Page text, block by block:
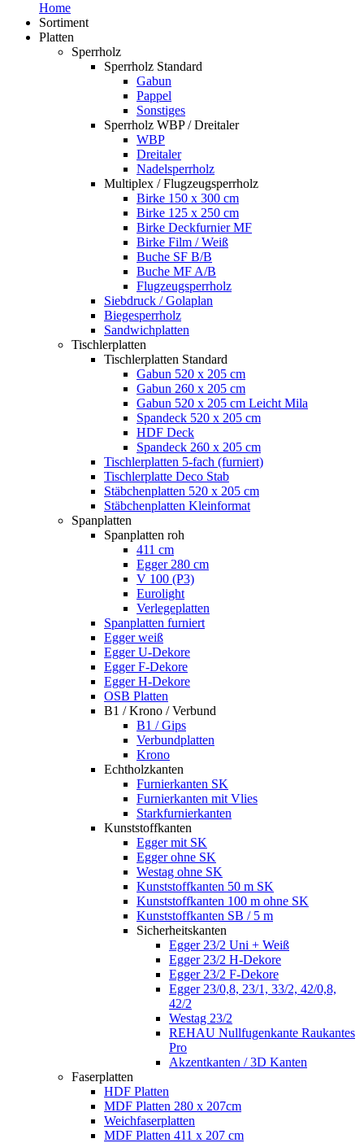
Home
Sortiment
Platten
Sperrholz
Sperrholz Standard
Gabun
Pappel
Sonstiges
Sperrholz WBP / Dreitaler
WBP
Dreitaler
Nadelsperrholz
Multiplex / Flugzeugsperrholz
Birke 150 x 300 cm
Birke 125 x 250 cm
Birke Deckfurnier MF
Birke Film / Weiß
Buche SF B/B
Buche MF A/B
Flugzeugsperrholz
Siebdruck / Golaplan
Biegesperrholz
Sandwichplatten
Tischlerplatten
Tischlerplatten Standard
Gabun 520 x 205 cm
Gabun 260 x 205 cm
Gabun 520 x 205 cm Leicht Mila
Spandeck 520 x 205 cm
HDF Deck
Spandeck 260 x 205 cm
Tischlerplatten 5-fach (furniert)
Tischlerplatte Deco Stab
Stäbchenplatten 520 x 205 cm
Stäbchenplatten Kleinformat
Spanplatten
Spanplatten roh
411 cm
Egger 280 cm
V 100 (P3)
Eurolight
Verlegeplatten
Spanplatten furniert
Egger weiß
Egger U-Dekore
Egger F-Dekore
Egger H-Dekore
OSB Platten
B1 / Krono / Verbund
B1 / Gips
Verbundplatten
Krono
Echtholzkanten
Furnierkanten SK
Furnierkanten mit Vlies
Starkfurnierkanten
Kunststoffkanten
Egger mit SK
Egger ohne SK
Westag ohne SK
Kunststoffkanten 50 m SK
Kunststoffkanten 100 m ohne SK
Kunststoffkanten SB / 5 m
Sicherheitskanten
Egger 23/2 Uni + Weiß
Egger 23/2 H-Dekore
Egger 23/2 F-Dekore
Egger 23/0,8, 23/1, 33/2, 42/0,8,
42/2
Westag 23/2
REHAU Nullfugenkante Raukantes
Pro
Akzentkanten / 3D Kanten
Faserplatten
HDF Platten
MDF Platten 280 x 207cm
Weichfaserplatten
MDF Platten 411 x 207 cm